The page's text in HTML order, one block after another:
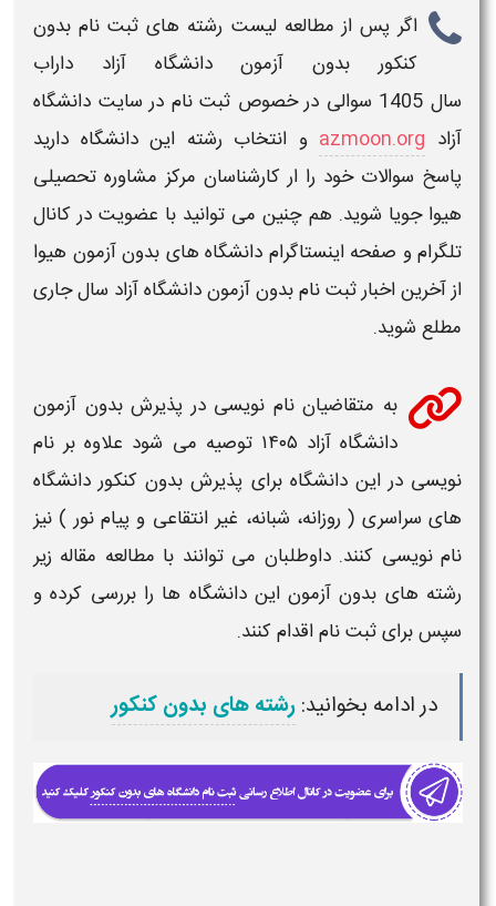
اگر پس از مطالعهلیست رشته های ثبت نام بدون
کنکور بدون آزمون دانشگاه آزاد داراب
سال 1405 سوالی در خصوص ثبت نام در سایت دانشگاه
آزاد azmoon.org و انتخاب رشته ایندانشگاه دارید
پاسخ سوالات خود را ار کارشناسان مرکز مشاوره تحصیلی
هیوا جویا شوید. هم چنین می توانید با عضویت در کانال
تلگرام و صفحه اینستاگرام دانشگاه های بدون آزمون هیوا
از آخرین اخبارثبت نام بدون آزمون دانشگاه آزاد سال جاری
مطلع شوید.
به متقاضیان نام نویسی در پذیرشبدون آزمون
دانشگاه آزاد ۱۴۰۵
توصیه می شود علاوه بر نام
نویسی در ایندانشگاهبرای پذیرش بدون کنکور دانشگاه
های سراسری ( روزانه، شبانه، غیر انتقاعی و پیام نور ) نیز
نام نویسی کنند. داوطلبان می توانند با مطالعه مقاله زیر
رشته های بدون آزمونایندانشگاه ها را بررسی کرده و
سپس برای ثبت نام اقدام کنند.
در ادامه بخوانید:رشته های بدون کنکور